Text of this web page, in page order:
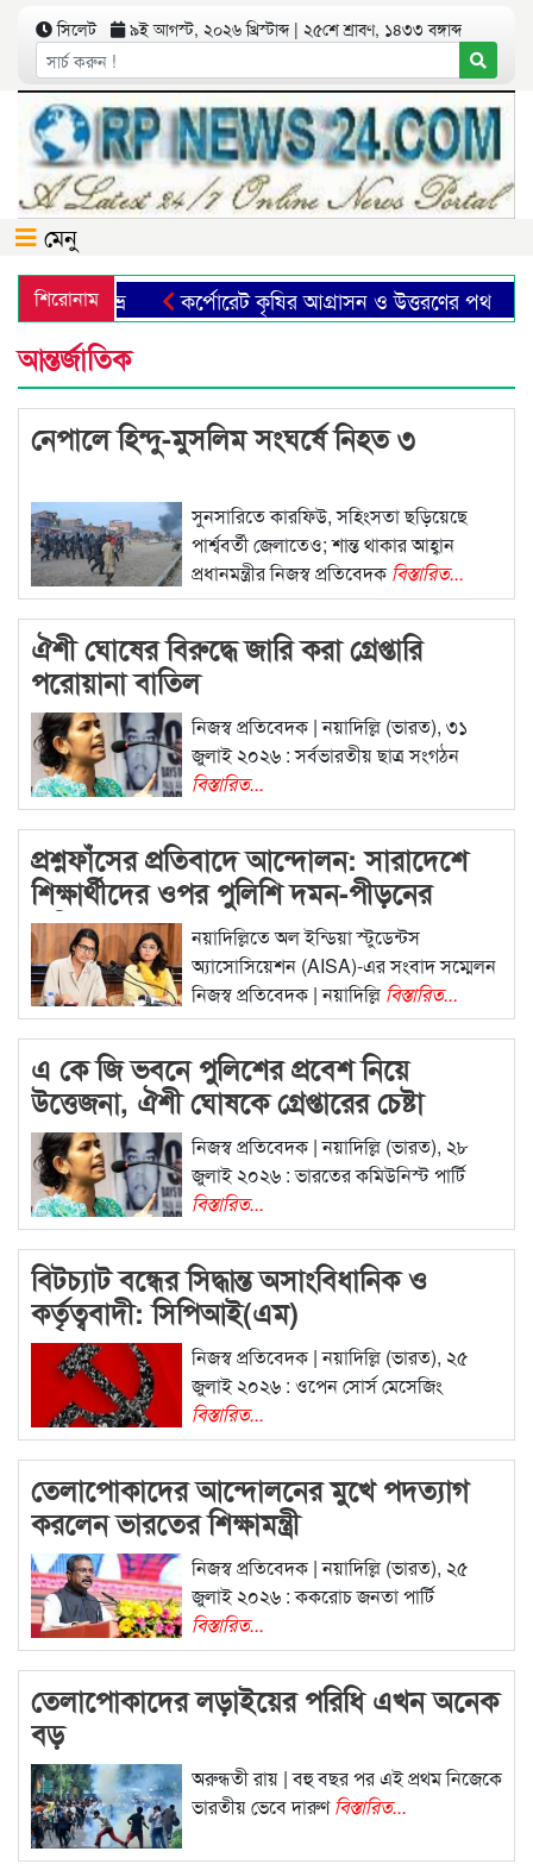
সিলেট ৯ই আগস্ট, ২০২৬ খ্রিস্টাব্দ | ২৫শে শ্রাবণ, ১৪৩৩ বঙ্গাব্দ
মেনু
শিরোনাম
ফাহিম শুভ্র কর্পোরেট কৃষির আগ্রাসন ও উত্তরণের পথ
আন্তর্জাতিক
নেপালে হিন্দু-মুসলিম সংঘর্ষে নিহত ৩
সুনসারিতে কারফিউ, সহিংসতা ছড়িয়েছে
পার্শ্ববর্তী জেলাতেও; শান্ত থাকার আহ্বান
প্রধানমন্ত্রীর নিজস্ব প্রতিবেদকবিস্তারিত...
ঐশী ঘোষের বিরুদ্ধে জারি করা গ্রেপ্তারি
পরোয়ানা বাতিল
নিজস্ব প্রতিবেদক | নয়াদিল্লি (ভারত), ৩১
জুলাই ২০২৬ : সর্বভারতীয় ছাত্র সংগঠন
বিস্তারিত...
প্রশ্নফাঁসের প্রতিবাদে আন্দোলন: সারাদেশে
শিক্ষার্থীদের ওপর পুলিশি দমন-পীড়নের
অভিযোগ
নয়াদিল্লিতে অল ইন্ডিয়া স্টুডেন্টস
অ্যাসোসিয়েশন (AISA)-এর সংবাদ সম্মেলন
নিজস্ব প্রতিবেদক | নয়াদিল্লিবিস্তারিত...
এ কে জি ভবনে পুলিশের প্রবেশ নিয়ে
উত্তেজনা, ঐশী ঘোষকে গ্রেপ্তারের চেষ্টা
নিজস্ব প্রতিবেদক | নয়াদিল্লি (ভারত), ২৮
জুলাই ২০২৬ : ভারতের কমিউনিস্ট পার্টি
বিস্তারিত...
বিটচ্যাট বন্ধের সিদ্ধান্ত অসাংবিধানিক ও
কর্তৃত্ববাদী: সিপিআই(এম)
নিজস্ব প্রতিবেদক | নয়াদিল্লি (ভারত), ২৫
জুলাই ২০২৬ : ওপেন সোর্স মেসেজিং
বিস্তারিত...
তেলাপোকাদের আন্দোলনের মুখে পদত্যাগ
করলেন ভারতের শিক্ষামন্ত্রী
নিজস্ব প্রতিবেদক | নয়াদিল্লি (ভারত), ২৫
জুলাই ২০২৬ : ককরোচ জনতা পার্টি
বিস্তারিত...
তেলাপোকাদের লড়াইয়ের পরিধি এখন অনেক
বড়
অরুন্ধতী রায় | বহু বছর পর এই প্রথম নিজেকে
ভারতীয় ভেবে দারুণবিস্তারিত...